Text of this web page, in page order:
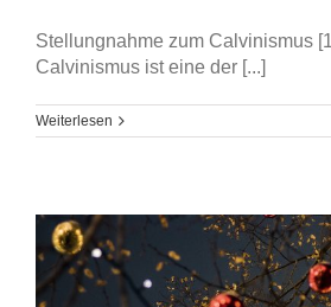
Stellungnahme zum Calvinismus
Calvinismus ist eine der [...]
Weiterlesen